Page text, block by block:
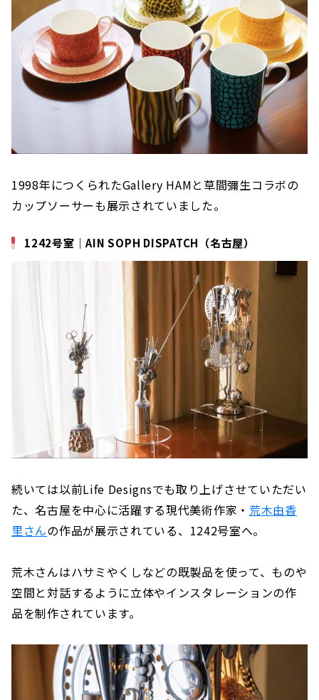
1998年につくられたGallery HAMと草間彌生コラボの
カップソーサーも展示されていました。
1242号室｜AIN SOPH DISPATCH（名古屋）
続いては以前Life Designsでも取り上げさせていただい
た、名古屋を中心に活躍する現代美術作家・ 荒木由香
里さんの作品が展示されている、1242号室へ。
荒木さんはハサミやくしなどの既製品を使って、ものや
空間と対話するように立体やインスタレーションの作
品を制作されています。